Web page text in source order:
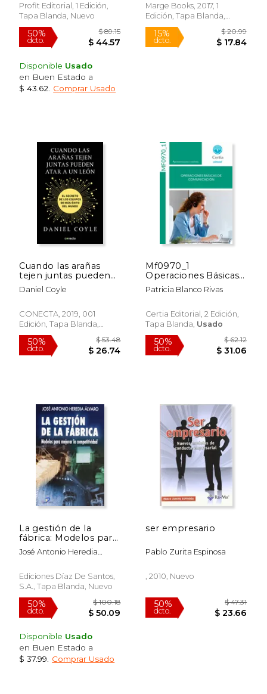
50% $ 48.27
Profit Editorial, 1 Edición,
Tapa Blanda, Nuevo
Disponible Usado
en Buen Estado a
$ 43.62
Comprar Usado
Marge Books, 2017, 1
Edición, Tapa Blanda,
Nuevo
Cuando las arañas
tejen juntas pueden
atar a un león
Daniel Coyle
CONECTA, 2019, 001
Edición, Tapa Blanda,
Nuevo
Mf0970_1
Operaciones Básicas
de Comunicación
Patricia Blanco Rivas
Certia Editorial, 2 Edición,
Tapa Blanda, Usado
La gestión de la
fábrica: Modelos para
mejorar la
competitividad
José Antonio Heredia
Ediciones Díaz De Santos,
S.A., Tapa Blanda, Nuevo
Disponible Usado
en Buen Estado a
$ 37.99
Comprar Usado
ser empresario
Pablo Zurita Espinosa
, 2010, Nuevo